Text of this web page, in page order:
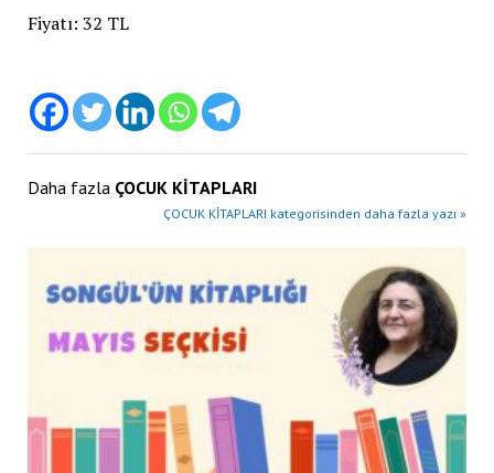
Fiyatı: 32 TL
Daha fazla ÇOCUK KİTAPLARI
ÇOCUK KİTAPLARI kategorisinden daha fazla yazı »